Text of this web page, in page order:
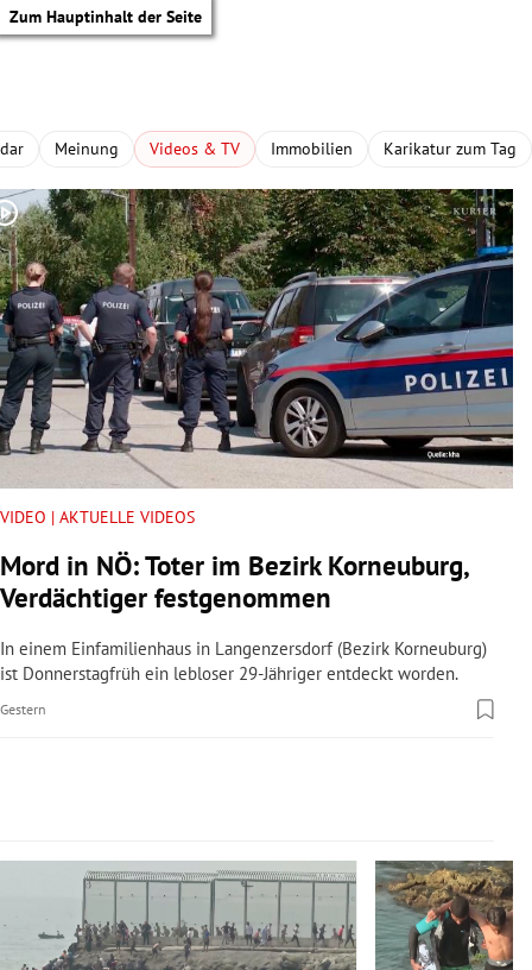
Zum Hauptinhalt der Seite
Untermenü
Untermenü
Untermenü
Untermenü
Untermenü
Meinung Videos & TV Immobilien Karikatur zum Tag
VIDEO | AKTUELLE VIDEOS
Mord in NÖ: Toter im Bezirk Korneuburg,
Verdächtiger festgenommen
In einem Einfamilienhaus in Langenzersdorf (Bezirk Korneuburg)
ist Donnerstagfrüh ein lebloser 29-Jähriger entdeckt worden.
Gestern